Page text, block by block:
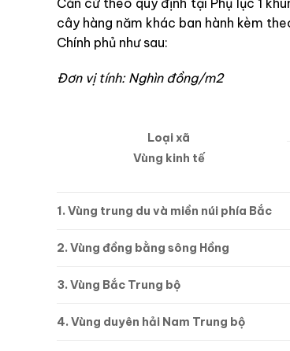
cây hàng năm khác ban hành kèm
Chính phủ như sau:
Đơn vị tính: Nghìn đồng/m2
Loại xã
Vùng kinh tế
1. Vùng trung du và miền núi phía Bắc
2. Vùng đồng bằng sông Hồng
3. Vùng Bắc Trung bộ
4. Vùng duyên hải Nam Trung bộ